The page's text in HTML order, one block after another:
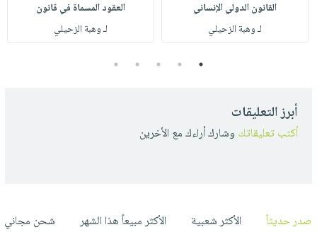
القانون الدولي الإنساني
لـ وهبة الزحيلي
العقود المسماة في قانون
لـ وهبة الزحيلي
1
2
3
4
5
أبرز التعليقات
أكتب تعليقاتك وشارك أراءك مع الأخرين
صدر حديثاً الأكثر شعبية الأكثر مبيعاً هذا الشهر شحن مجاني